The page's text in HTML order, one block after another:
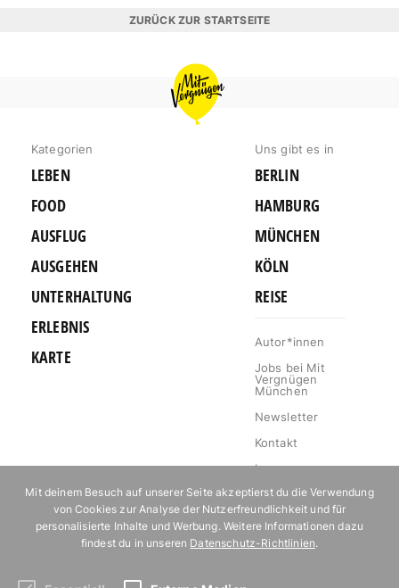
ZURÜCK ZUR STARTSEITE
MIT
VERGNÜGEN
MÜNCHEN
Kategorien
LEBEN
FOOD
AUSFLUG
AUSGEHEN
UNTERHALTUNG
ERLEBNIS
KARTE
Uns gibt es in
BERLIN
HAMBURG
MÜNCHEN
KÖLN
REISE
Autor*innen
Jobs bei Mit
Vergnügen
München
Newsletter
Kontakt
Impressum
Datenschutz
Mediakit
Events
Mit deinem Besuch auf unserer Seite akzeptierst du die Verwendung
von Cookies zur Analyse der Nutzerfreundlichkeit und für
personalisierte Inhalte und Werbung. Weitere Informationen dazu
findest du in unseren Datenschutz-Richtlinien.